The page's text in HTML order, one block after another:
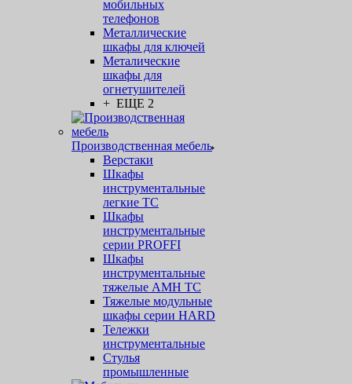
мобильных
телефонов
Металлические
шкафы для ключей
Металические
шкафы для
огнетушителей
+ ЕЩЕ 2
Производственная мебель
Верстаки
Шкафы
инструментальные
легкие ТС
Шкафы
инструментальные
серии PROFFI
Шкафы
инструментальные
тяжелые AMH TC
Тяжелые модульные
шкафы серии HARD
Тележки
инструментальные
Стулья
промышленные